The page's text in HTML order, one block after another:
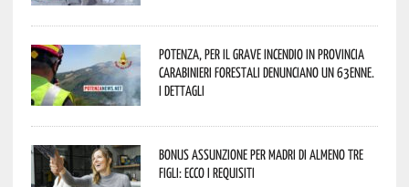
Potenza, per il grave incendio in Provincia
Carabinieri forestali denunciano un 63enne.
I dettagli
Bonus assunzione per madri di almeno tre
figli: ecco i requisiti